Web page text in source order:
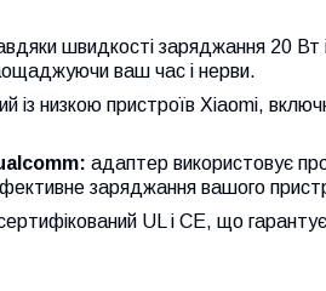
швидкості заряджання 20
ваш час і нерви.
із низкою пристроїв Xiaomi,
адаптер використовує
заряджання вашого
UL і CE, що гарантує